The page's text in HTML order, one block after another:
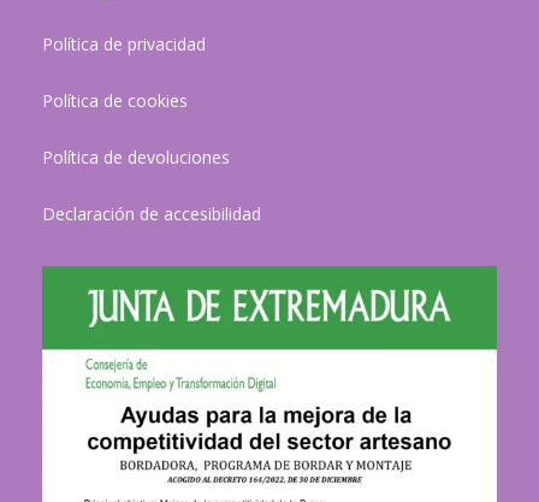
Política de privacidad
Política de cookies
Política de devoluciones
Declaración de accesibilidad